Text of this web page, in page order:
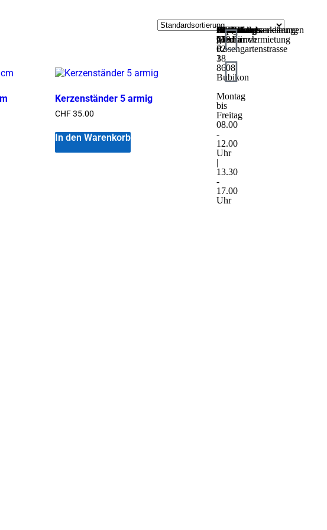
Kerzenständer 5 armig
CHF35.00
In den Warenkorb
Kontakt
MEGA
Geschirrvermietung
Rosengartenstrasse
3
8608
Bubikon
Montag
bis
Freitag
08.00
-
12.00
Uhr
|
13.30
-
17.00
Uhr
044
938
02
18
info@mega-
geschirr.ch
Download
AGB
Bedienungsanleitungen
Rechtliches
Impressum
Datenschutzerklärung
Social
Media